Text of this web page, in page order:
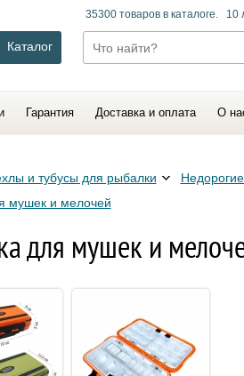
Каталог
35300 товаров в каталоге. 10
Гарантия Доставка и оплата О
и тубусы для рыбалки
мушек и мелочей
для мушек и